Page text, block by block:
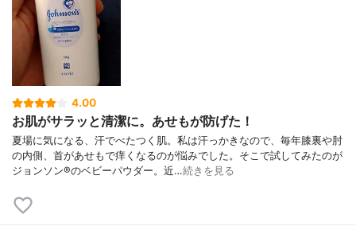
4.00
お肌がサラッと清潔に。あせもが防げた！
夏場に気になる、汗でべたつく肌。私は汗っかきなので、毎年膝裏や肘
の内側、首があせもで痒くなるのが悩みでした。そこで試してみたのが
ジョンソン®のベビーパウダー。近…続きを見る